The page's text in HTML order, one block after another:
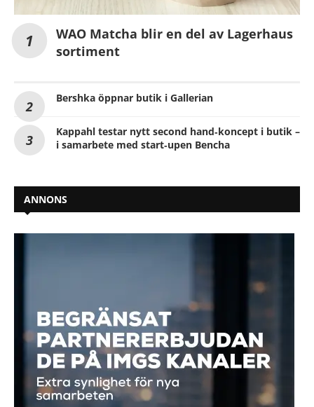
WAO Matcha blir en del av Lagerhaus
sortiment
Bershka öppnar butik i Gallerian
Kappahl testar nytt second hand‑koncept i butik –
i samarbete med start‑upen Bencha
ANNONS